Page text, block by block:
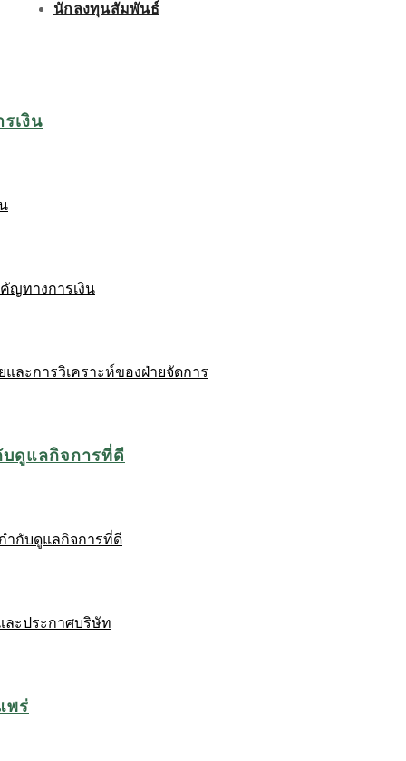
นักลงทุนสัมพันธ์
เงิน
ญทางการเงิน
และการวิเคราะห์ของฝ่ายจัดการ
ดูแลกิจการที่ดี
ำกับดูแลกิจการที่ดี
ละประกาศบริษัท
พร่